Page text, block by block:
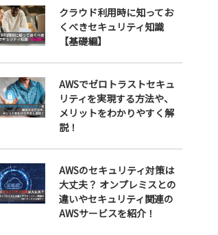
クラウド利用時に知ってお
くべきセキュリティ知識
【基礎編】
AWSでゼロトラストセキュ
リティを実現する方法や、
メリットをわかりやすく解
説！
AWSのセキュリティ対策は
大丈夫？ オンプレミスとの
違いやセキュリティ関連の
AWSサービスを紹介！